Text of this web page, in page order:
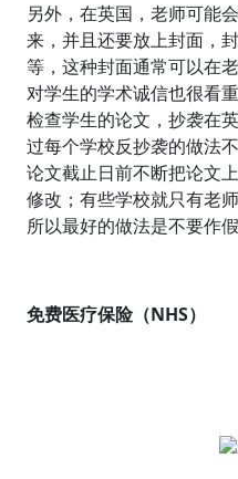
另外，在英国，老师可能
来，并且还要放上封面，
等，这种封面通常可以在
对学生的学术诚信也很看
检查学生的论文，抄袭在
过每个学校反抄袭的做法
论文截止日前不断把论文
修改；有些学校就只有老
所以最好的做法是不要作假
免费医疗保险（NHS）